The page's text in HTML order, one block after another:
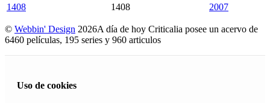
1408
1408 2007
© Webbin' Design 2026A día de hoy Criticalia posee un acervo de
6460 películas, 195 series y 960 articulos
Uso de cookies